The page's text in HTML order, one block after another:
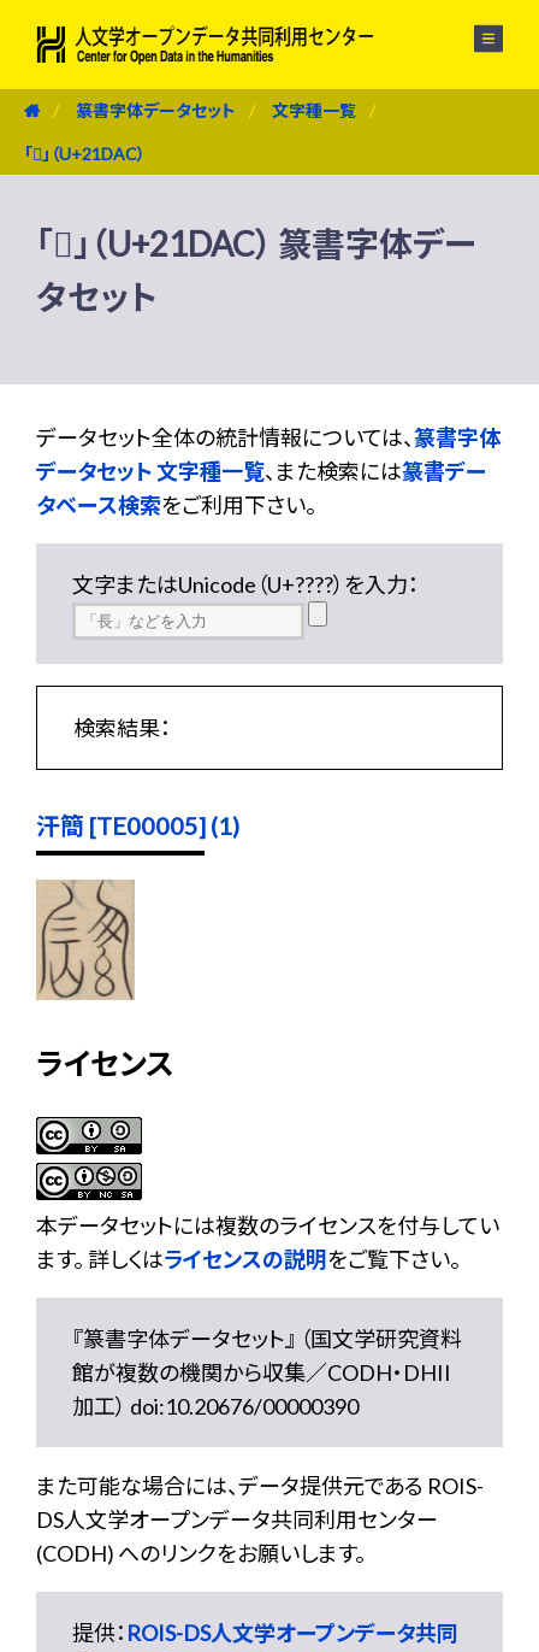
篆書字体データセット 文字種一覧
「𡶬」（U+21DAC）
「𡶬」（U+21DAC） 篆書字体デー
タセット
データセット全体の統計情報については、篆書字体
データセット 文字種一覧、また検索には篆書デー
タベース検索をご利用下さい。
文字またはUnicode（U+????）を入力：
検索結果：
汗簡 [TE00005] (1)
ライセンス
本データセットには複数のライセンスを付与してい
ます。 詳しくはライセンスの説明をご覧下さい。
『篆書字体データセット』 （国文学研究資料
館が複数の機関から収集／CODH・DHII
加工） doi:10.20676/00000390
また可能な場合には、データ提供元である ROIS-
DS人文学オープンデータ共同利用センター
(CODH) へのリンクをお願いします。
提供： ROIS-DS人文学オープンデータ共同